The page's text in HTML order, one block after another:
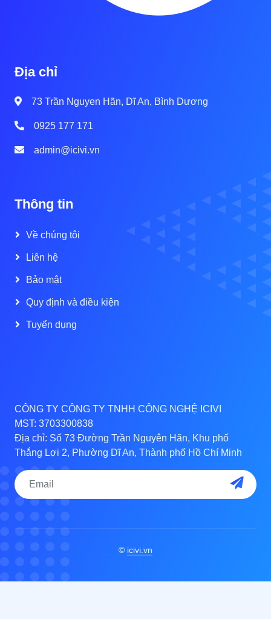
Địa chỉ
73 Trần Nguyen Hãn, Dĩ An, Bình Dương
0925 177 171
admin@icivi.vn
Thông tin
Về chúng tôi
Liên hệ
Bảo mật
Quy định và điều kiện
Tuyển dụng
CÔNG TY CÔNG TY TNHH CÔNG NGHỆ ICIVI
MST: 3703300838
Địa chỉ: Số 73 Đường Trần Nguyên Hãn, Khu phố
Thắng Lợi 2, Phường Dĩ An, Thành phố Hồ Chí Minh
© icivi.vn